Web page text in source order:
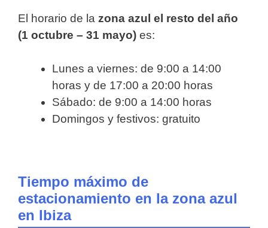
El horario de la zona azul el resto del año
(1 octubre – 31 mayo) es:
Lunes a viernes: de 9:00 a 14:00
horas y de 17:00 a 20:00 horas
Sábado: de 9:00 a 14:00 horas
Domingos y festivos: gratuito
Tiempo máximo de
estacionamiento en la zona azul
en Ibiza